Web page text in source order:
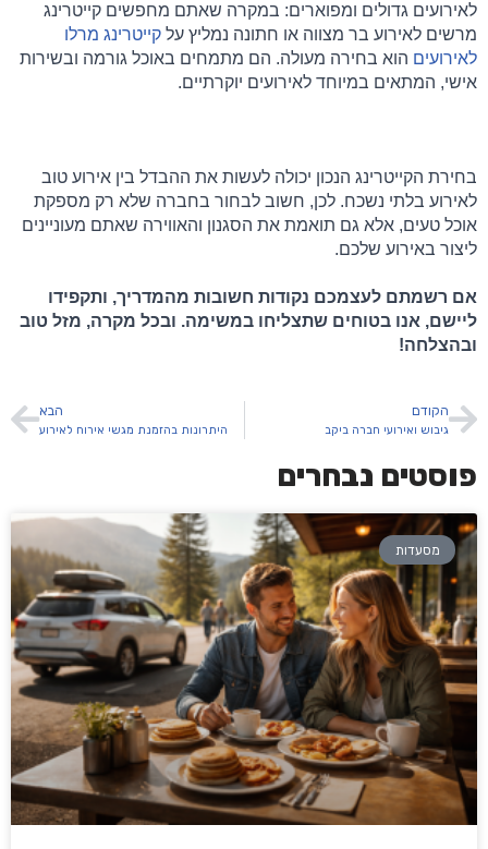
מרשים לאירוע בר מצווה או חתונה נמליץ על
לאירועים
אישי, המתאים במיוחד לאירועים יוקרתיים.
ליצור באירוע שלכם.
ובהצלחה!
הקודם
גיבוש ואירועי חברה ביקב
הבא
היתרונות בהזמנת מגשי אירוח לאירוע
פוסטים נבחרים
מסעדות